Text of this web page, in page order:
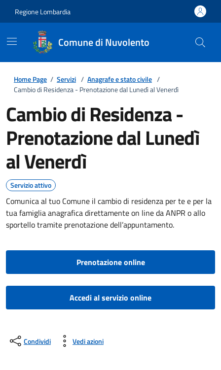
Regione Lombardia
Comune di Nuvolento
Home Page / Servizi / Anagrafe e stato civile /
Cambio di Residenza - Prenotazione dal Lunedì al Venerdì
Cambio di Residenza -
Prenotazione dal Lunedì
al Venerdì
Servizio attivo
Comunica al tuo Comune il cambio di residenza per te e per la
tua famiglia anagrafica direttamente on line da ANPR o allo
sportello tramite prenotazione dell’appuntamento.
Prenotazione online
Accedi al servizio online
Condividi Vedi azioni